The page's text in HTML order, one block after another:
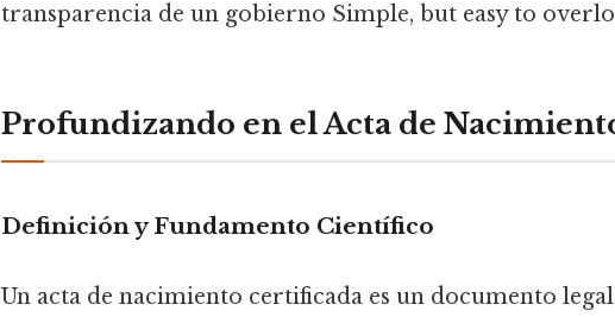
transparencia de un gobierno Simple, but easy to
Profundizando en el Acta de
Definición y Fundamento Científico
Un acta de nacimiento certificada es un documento